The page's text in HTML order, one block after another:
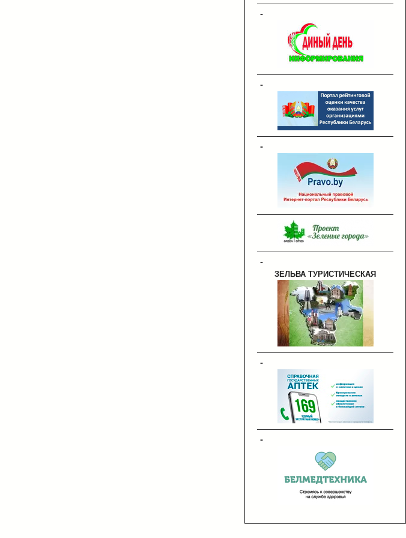
-
-
-
-
ЗЕЛЬВА ТУРИСТИЧЕСКАЯ
-
-